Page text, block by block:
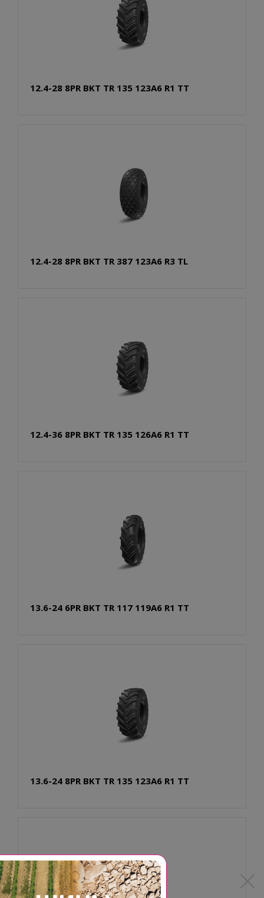
12.4-28 8PR BKT TR 135 123A6 R1 TT
12.4-28 8PR BKT TR 387 123A6 R3 TL
12.4-36 8PR BKT TR 135 126A6 R1 TT
13.6-24 6PR BKT TR 117 119A6 R1 TT
13.6-24 8PR BKT TR 135 123A6 R1 TT